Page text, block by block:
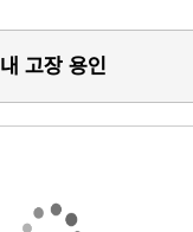
내 고장 용인